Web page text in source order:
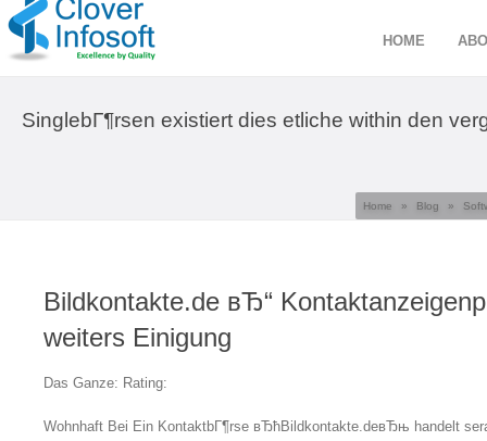
HOME
SinglebГ¶rsen existiert dies etliche within den
Home » Blog »
Bildkontakte.de вЂ“
weiters Einigung
Das Ganze: Rating:
Wohnhaft Bei Ein KontaktbГ¶rse вЂћBildkontakte.deвЂњ handelt